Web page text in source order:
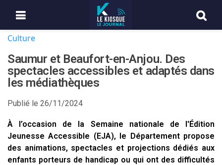
Culture
Saumur et Beaufort-en-Anjou. Des
spectacles accessibles et adaptés dans
les médiathèques
Publié le 26/11/2024
À l’occasion de la Semaine nationale de l'Édition
Jeunesse Accessible (EJA), le Département propose
des animations, spectacles et projections dédiés aux
enfants porteurs de handicap ou qui ont des difficultés